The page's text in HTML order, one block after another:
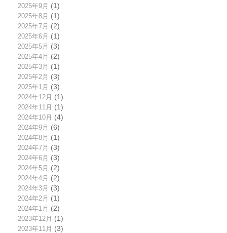
2025年9月 (1)
2025年8月 (1)
2025年7月 (2)
2025年6月 (1)
2025年5月 (3)
2025年4月 (2)
2025年3月 (1)
2025年2月 (3)
2025年1月 (3)
2024年12月 (1)
2024年11月 (1)
2024年10月 (4)
2024年9月 (6)
2024年8月 (1)
2024年7月 (3)
2024年6月 (3)
2024年5月 (2)
2024年4月 (2)
2024年3月 (3)
2024年2月 (1)
2024年1月 (2)
2023年12月 (1)
2023年11月 (3)